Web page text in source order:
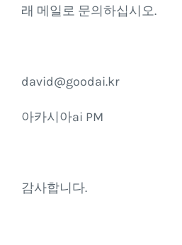
래 메일로 문의하십시오.
david@goodai.kr
아카시아ai PM
감사합니다.